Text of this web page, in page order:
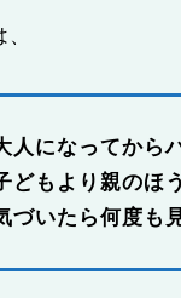
人になってから
どもより親のほ
づいたら何度も